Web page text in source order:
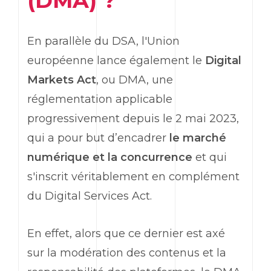
En parallèle du DSA, l'Union
européenne lance également le Digital
Markets Act, ou DMA, une
réglementation applicable
progressivement depuis le 2 mai 2023,
qui a pour but d’encadrer le marché
numérique et la concurrence et qui
s'inscrit véritablement en complément
du Digital Services Act.
En effet, alors que ce dernier est axé
sur la modération des contenus et la